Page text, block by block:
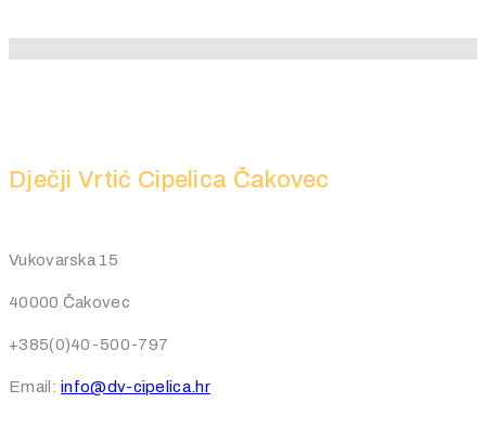
Dječji Vrtić Cipelica Čakovec
Vukovarska 15
40000 Čakovec
+385(0)40-500-797
Email:info@dv-cipelica.hr